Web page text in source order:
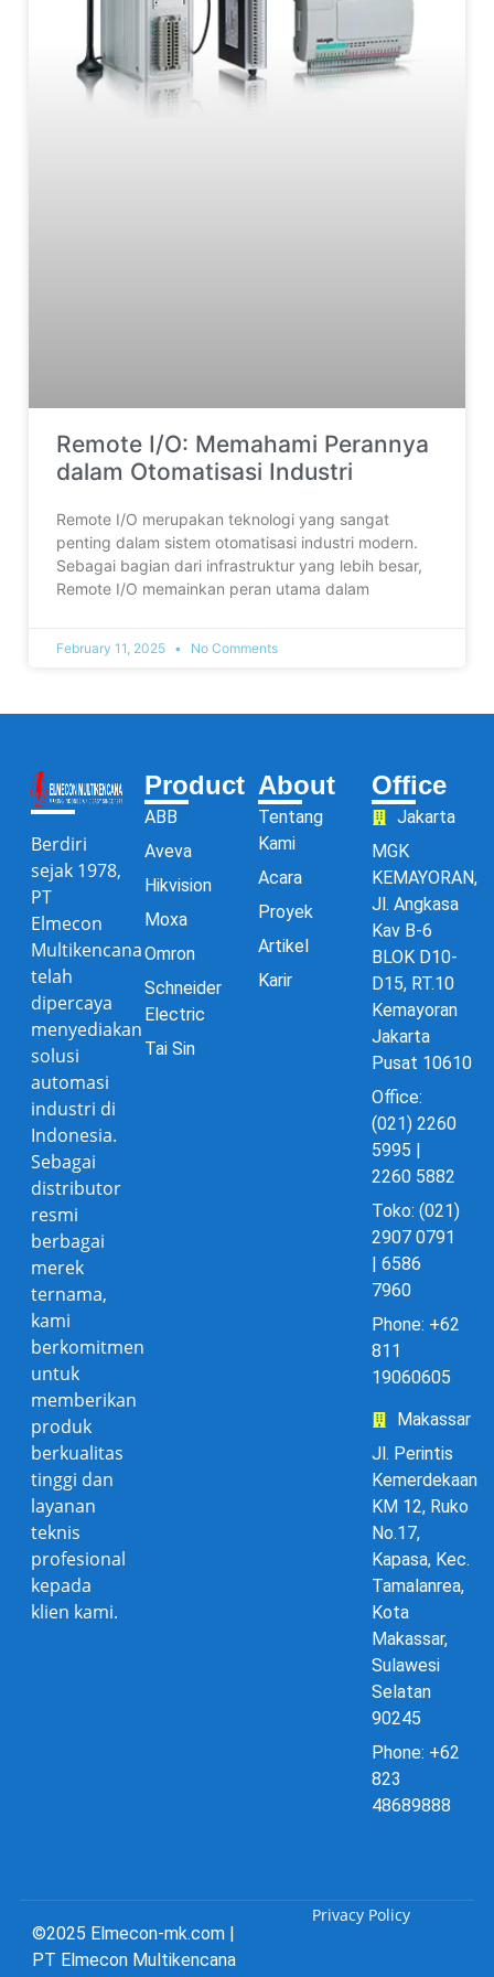
Remote I/O: Memahami Perannya
dalam Otomatisasi Industri
Remote I/O merupakan teknologi yang sangat
penting dalam sistem otomatisasi industri modern.
Sebagai bagian dari infrastruktur yang lebih besar,
Remote I/O memainkan peran utama dalam
February 11, 2025 No Comments
Berdiri
sejak 1978,
PT
Elmecon
Multikencana
telah
dipercaya
menyediakan
solusi
automasi
industri di
Indonesia.
Sebagai
distributor
resmi
berbagai
merek
ternama,
kami
berkomitmen
untuk
memberikan
produk
berkualitas
tinggi dan
layanan
teknis
profesional
kepada
klien kami.
Product
ABB
Aveva
Hikvision
Moxa
Omron
Schneider
Electric
Tai Sin
About
Tentang
Kami
Acara
Proyek
Artikel
Karir
Office
Jakarta
MGK
KEMAYORAN,
Jl. Angkasa
Kav B-6
BLOK D10-
D15, RT.10
Kemayoran
Jakarta
Pusat 10610
Office:
(021) 2260
5995 |
2260 5882
Toko: (021)
2907 0791
| 6586
7960
Phone: +62
811
19060605
Makassar
Jl. Perintis
Kemerdekaan
KM 12, Ruko
No.17,
Kapasa, Kec.
Tamalanrea,
Kota
Makassar,
Sulawesi
Selatan
90245
Phone: +62
823
48689888
©2025 Elmecon-mk.com |
PT Elmecon Multikencana
Privacy Policy